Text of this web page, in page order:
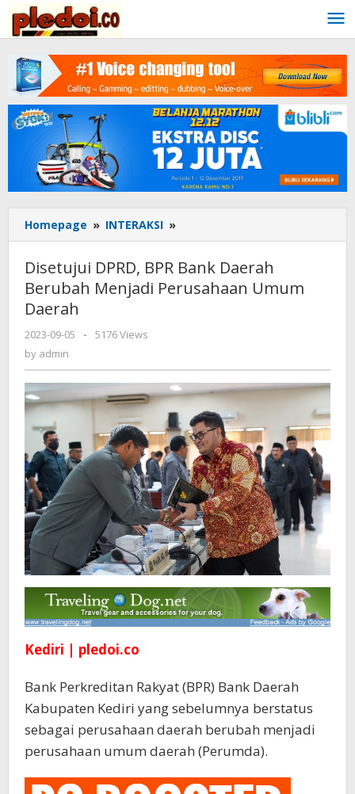
content
Homepage » INTERAKSI »
DPRD,
Bank
Daerah
Daerah
Disetujui DPRD, BPR Bank Daerah
Berubah Menjadi Perusahaan Umum
Daerah
2023-09-05
by
-
5176 Views
by admin
Kediri | pledoi.co
Bank Perkreditan Rakyat (BPR) Bank Daerah
Kabupaten Kediri yang sebelumnya berstatus
sebagai perusahaan daerah berubah menjadi
perusahaan umum daerah (Perumda).